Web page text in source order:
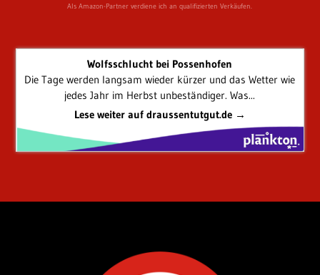
Als Amazon-Partner verdiene ich an qualifizierten Verkäufen.
Wolfsschlucht bei Possenhofen
Die Tage werden langsam wieder kürzer und das Wetter wie
jedes Jahr im Herbst unbeständiger. Was...
Lese weiter auf draussentutgut.de →